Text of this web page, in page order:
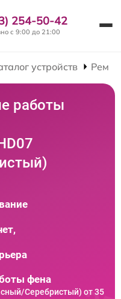
254-50-42
с 9:00 до 21:00
устройств
работы
фена
Серебристый) от 35